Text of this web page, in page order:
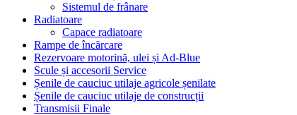
Sistemul de frânare
Radiatoare
Capace radiatoare
Rampe de încărcare
Rezervoare motorină, ulei și Ad-Blue
Scule și accesorii Service
Șenile de cauciuc utilaje agricole șenilate
Șenile de cauciuc utilaje de construcții
Transmisii Finale